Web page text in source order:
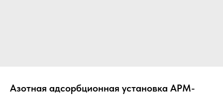
Азотная адсорбционная установка АРМ-